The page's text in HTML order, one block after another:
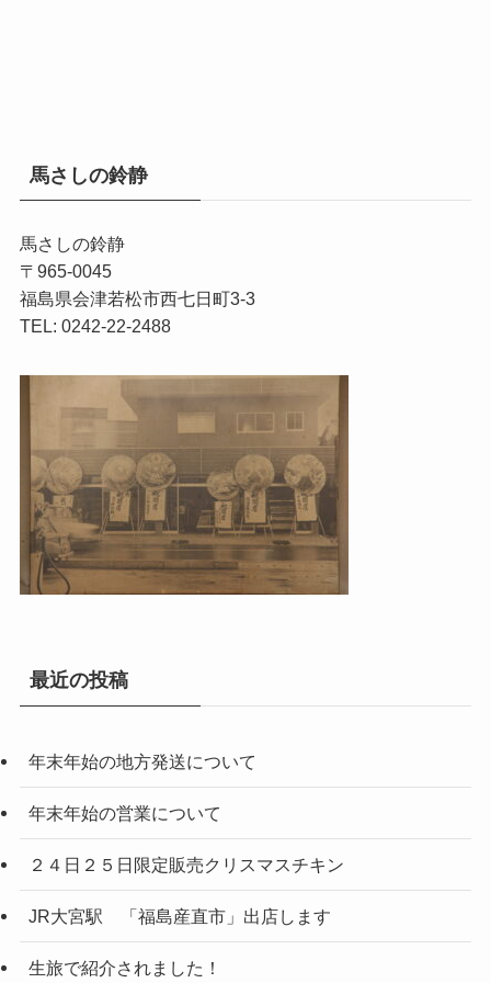
馬さしの鈴静
馬さしの鈴静
〒965-0045
福島県会津若松市西七日町3-3
TEL: 0242-22-2488
最近の投稿
年末年始の地方発送について
年末年始の営業について
２４日２５日限定販売クリスマスチキン
JR大宮駅 「福島産直市」出店します
生旅で紹介されました！